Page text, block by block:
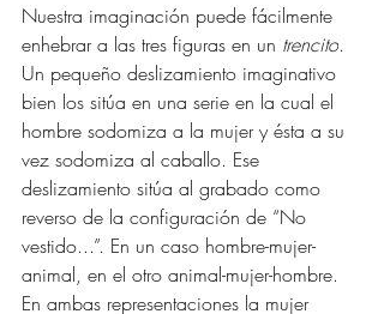
Nuestra imaginación puede fácilmente
enhebrar a las tres figuras en un trencito.
Un pequeño deslizamiento imaginativo
bien los sitúa en una serie en la cual el
hombre sodomiza a la mujer y ésta a su
vez sodomiza al caballo. Ese
deslizamiento sitúa al grabado como
reverso de la configuración de “No
vestido...”. En un caso hombre-mujer-
animal, en el otro animal-mujer-hombre.
En ambas representaciones la mujer